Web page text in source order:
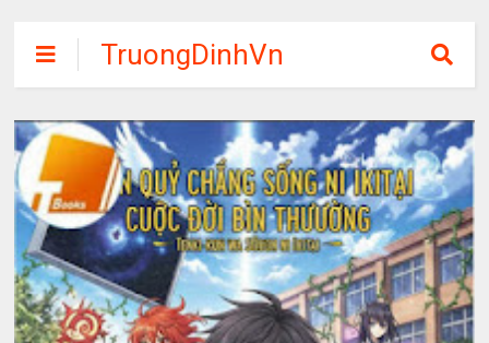
TruongDinhVn
Chia sẽ ebook,
các khóa học,
phần mềm học
tập miễn phí